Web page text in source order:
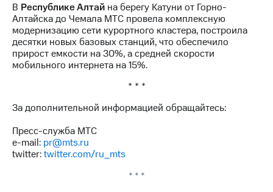
На главную
В Республике Алтай на берегу Катуни от Горно-
Алтайска до Чемала МТС провела комплексную
модернизацию сети курортного кластера, построила
десятки новых базовых станций, что обеспечило
прирост емкости на 30%, а средней скорости
мобильного интернета на 15%.
* * *
За дополнительной информацией обращайтесь:
Пресс-служба МТС
e-mail: pr@mts.ru
twitter:twitter.com/ru_mts
* * *